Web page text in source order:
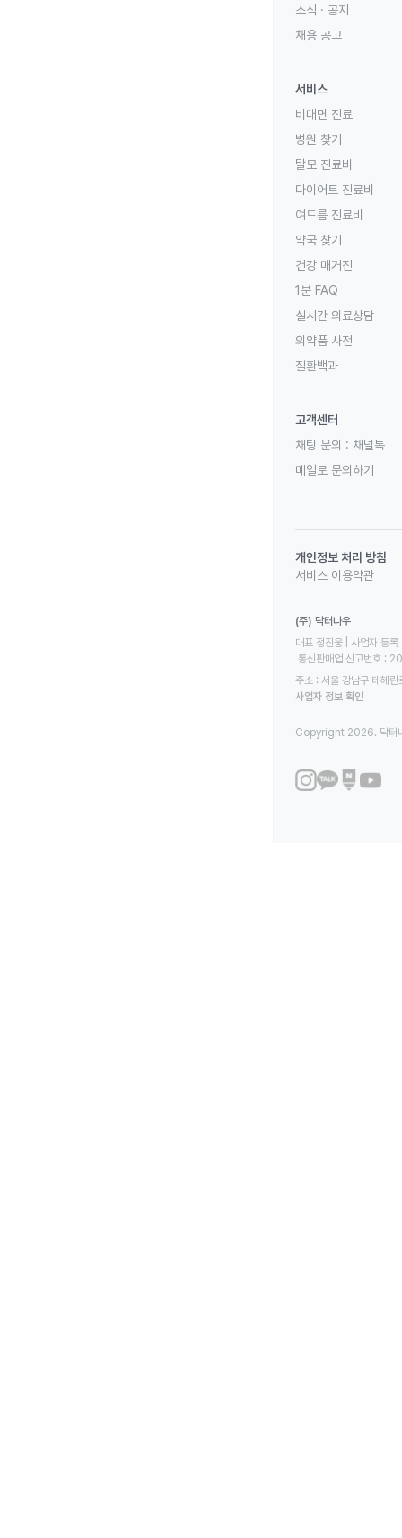
소식 · 공지
채용 공고
서비스
비대면 진료
병원 찾기
탈모 진료비
다이어트 진료비
여드름 진료비
약국 찾기
건강 매거진
1분 FAQ
실시간 의료상담
의약품 사전
질환백과
고객센터
채팅 문의 : 채널톡
메일로 문의하기
개인정보 처리 방침
서비스 이용약관
(주) 닥터나우
대표 정진웅 | 사업자
통신판매업 신고번호
주소 : 서울 강남구 테헤
사업자 정보 확인
Copyright 2026. 닥터